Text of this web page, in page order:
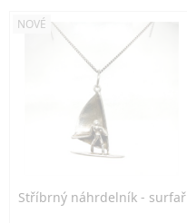
NOVÉ
Stříbrný náhrdelník - surfař